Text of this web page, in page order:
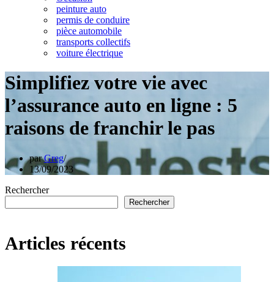
peinture auto
permis de conduire
pièce automobile
transports collectifs
voiture électrique
Simplifiez votre vie avec
l’assurance auto en ligne : 5
raisons de franchir le pas
parGreg
13/09/2023
Rechercher
Rechercher
Articles récents